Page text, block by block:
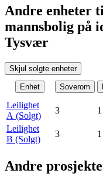
Andre enheter
mannsbolig på
Tysvær
Skjul solgte enheter
Enhet Soverom
Leilighet
A (Solgt)
3 1
Leilighet
B (Solgt)
3 1
Andre